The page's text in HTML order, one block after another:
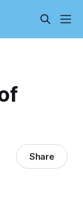
Share